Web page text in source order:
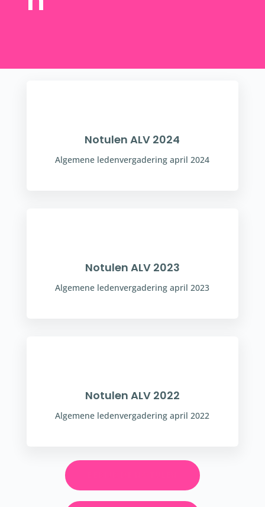
Notulen ALV 2024
Algemene ledenvergadering april 2024
Notulen ALV 2023
Algemene ledenvergadering april 2023
Notulen ALV 2022
Algemene ledenvergadering april 2022